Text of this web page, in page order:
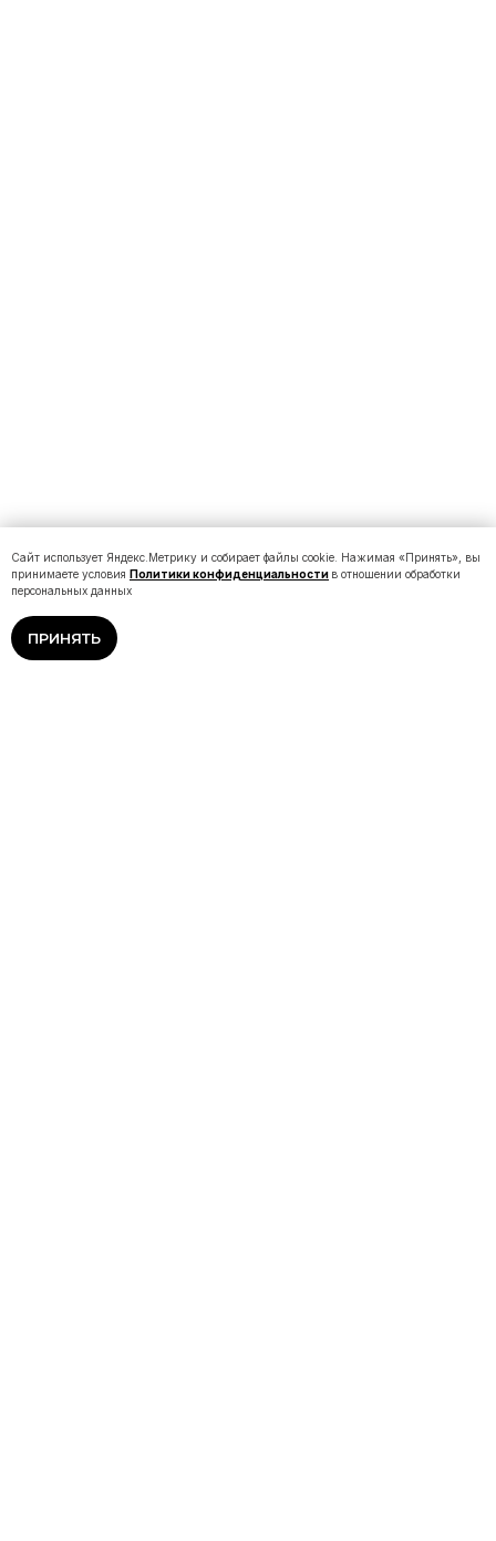
Сайт использует Яндекс.Метрику и собирает файлы cookie. Нажимая «Принять», вы
принимаете условия Политики конфиденциальности в отношении обработки
персональных данных
ПРИНЯТЬ